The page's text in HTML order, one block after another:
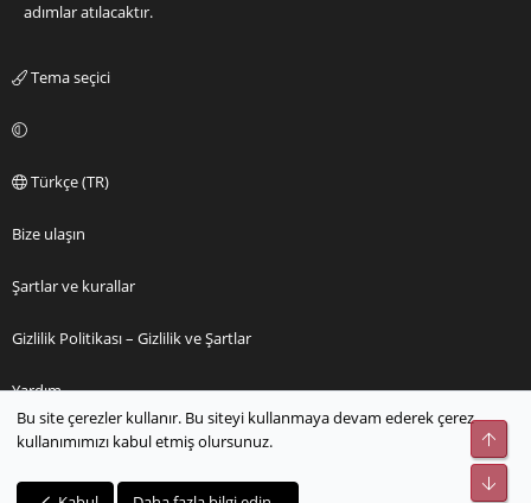
adımlar atılacaktır.
Tema seçici
Türkçe (TR)
Bize ulaşın
Şartlar ve kurallar
Gizlilik Politikası – Gizlilik ve Şartlar
Yardım
Ana sayfa
Bu site çerezler kullanır. Bu siteyi kullanmaya devam ederek çerez
kullanımımızı kabul etmiş olursunuz.